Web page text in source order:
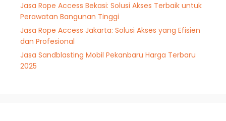
Jasa Rope Access Bekasi: Solusi Akses Terbaik untuk
Perawatan Bangunan Tinggi
Jasa Rope Access Jakarta: Solusi Akses yang Efisien
dan Profesional
Jasa Sandblasting Mobil Pekanbaru Harga Terbaru
2025